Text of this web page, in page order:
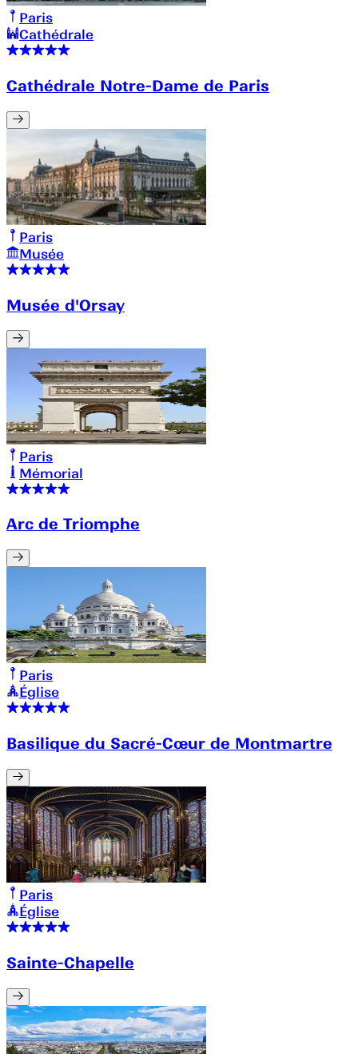
Paris
Cathédrale
Cathédrale Notre-Dame de Paris
Paris
Musée
Musée d'Orsay
Paris
Mémorial
Arc de Triomphe
Paris
Église
Basilique du Sacré-Cœur de Montmartre
Paris
Église
Sainte-Chapelle